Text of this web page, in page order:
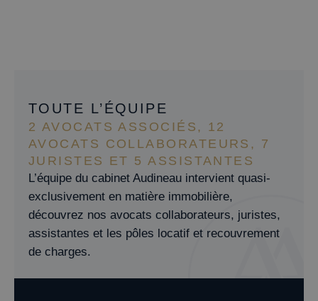
TOUTE L’ÉQUIPE
2 AVOCATS ASSOCIÉS, 12
AVOCATS COLLABORATEURS, 7
JURISTES ET 5 ASSISTANTES
L’équipe du cabinet Audineau intervient quasi-
exclusivement en matière immobilière,
découvrez nos avocats collaborateurs, juristes,
assistantes et les pôles locatif et recouvrement
de charges.